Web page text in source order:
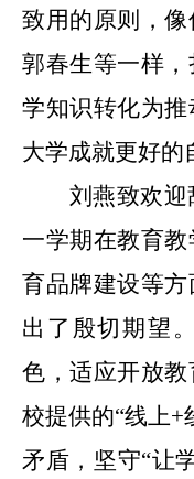
致用的原则，像
郭春生等一样
学知识转化为
大学成就更好的
刘燕致欢迎
一学期在教育
育品牌建设等
出了殷切期望
色，适应开放
校提供的“线上+
矛盾，坚守“让